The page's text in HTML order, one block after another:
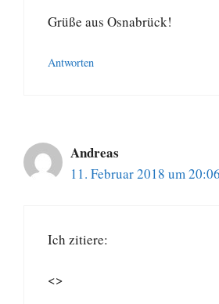
Grüße aus Osnabrück!
Antworten
Andreas
11. Februar 2018 um
Ich zitiere:
<>